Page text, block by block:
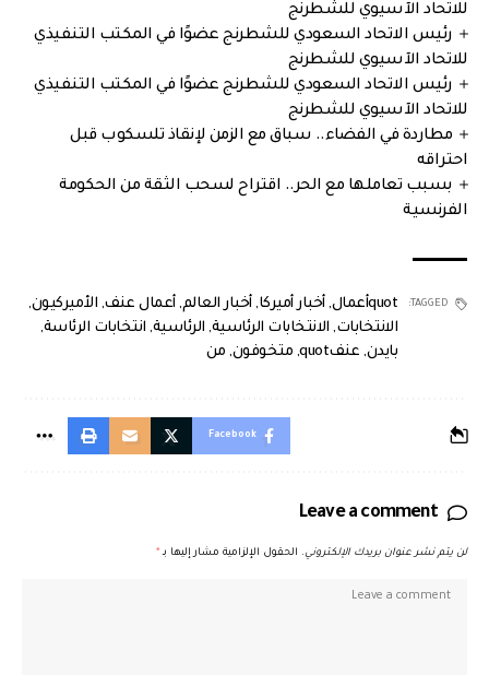
للاتحاد الآسيوي للشطرنج
رئيس الاتحاد السعودي للشطرنج عضوًا في المكتب التنفيذي
للاتحاد الآسيوي للشطرنج
رئيس الاتحاد السعودي للشطرنج عضوًا في المكتب التنفيذي
للاتحاد الآسيوي للشطرنج
مطاردة في الفضاء.. سباق مع الزمن لإنقاذ تلسكوب قبل
احتراقه
بسبب تعاملها مع الحر.. اقتراح لسحب الثقة من الحكومة
الفرنسية
TAGGED: quotأعمال , أخبار أميركا, أخبار العالم, أعمال عنف, الأميركيون,
الانتخابات, الانتخابات الرئاسية, الرئاسية, انتخابات الرئاسة,
بايدن, عنفquot , متخوفون, من
Facebook
Leave a comment
لن يتم نشر عنوان بريدك الإلكتروني. الحقول الإلزامية مشار إليها بـ *